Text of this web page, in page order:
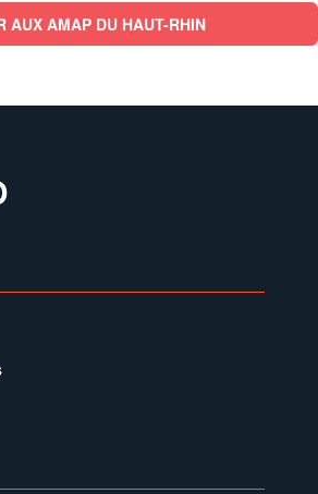
AUX AMAP DU HAUT-RHIN